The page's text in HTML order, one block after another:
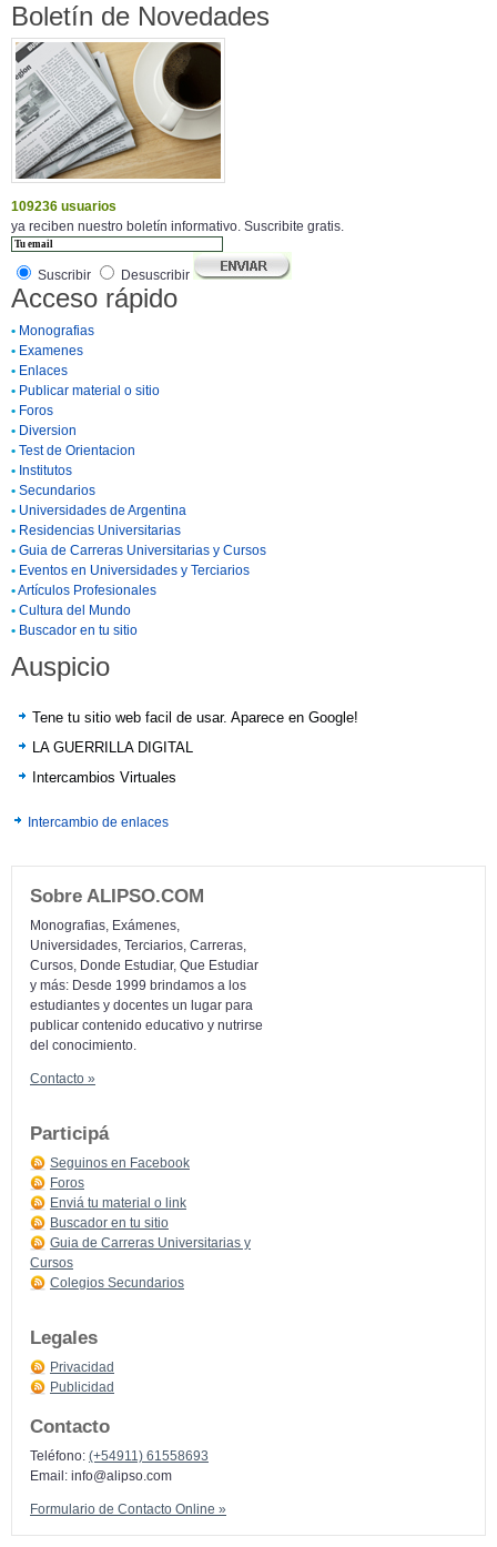
Boletín de Novedades
109236 usuarios
ya reciben nuestro boletín informativo. Suscribite gratis.
Suscribir Desuscribir
Acceso rápido
• Monografias
• Examenes
• Enlaces
• Publicar material o sitio
• Foros
• Diversion
• Test de Orientacion
• Institutos
• Secundarios
• Universidades de Argentina
• Residencias Universitarias
• Guia de Carreras Universitarias y Cursos
• Eventos en Universidades y Terciarios
•Artículos Profesionales
• Cultura del Mundo
• Buscador en tu sitio
Auspicio
Tene tu sitio web facil de usar. Aparece en Google!
LA GUERRILLA DIGITAL
Intercambios Virtuales
Intercambio de enlaces
Sobre ALIPSO.COM
Monografias, Exámenes,
Universidades, Terciarios, Carreras,
Cursos, Donde Estudiar, Que Estudiar
y más: Desde 1999 brindamos a los
estudiantes y docentes un lugar para
publicar contenido educativo y nutrirse
del conocimiento.
Contacto »
Participá
Seguinos en Facebook
Foros
Enviá tu material o link
Buscador en tu sitio
Guia de Carreras Universitarias y
Cursos
Colegios Secundarios
Legales
Privacidad
Publicidad
Contacto
Teléfono: (+54911) 61558693
Email: info@alipso.com
Formulario de Contacto Online »